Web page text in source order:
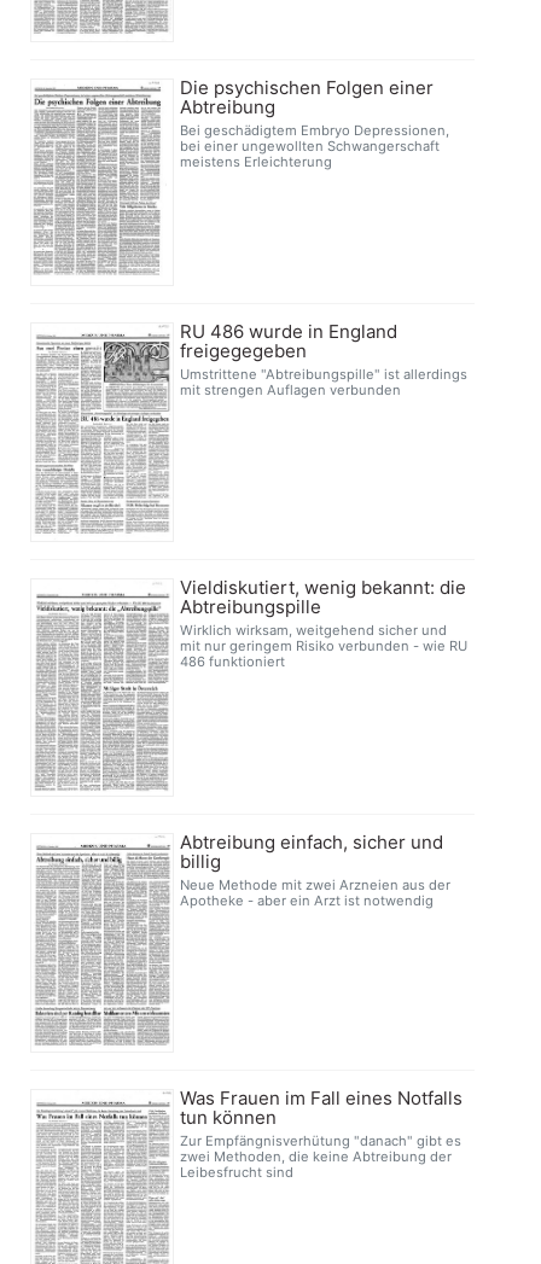
Die psychischen Folgen einer
Abtreibung
Bei geschädigtem Embryo Depressionen,
bei einer ungewollten Schwangerschaft
meistens Erleichterung
RU 486 wurde in England
freigegegeben
Umstrittene "Abtreibungspille" ist allerdings
mit strengen Auflagen verbunden
Vieldiskutiert, wenig bekannt: die
Abtreibungspille
Wirklich wirksam, weitgehend sicher und
mit nur geringem Risiko verbunden - wie RU
486 funktioniert
Abtreibung einfach, sicher und
billig
Neue Methode mit zwei Arzneien aus der
Apotheke - aber ein Arzt ist notwendig
Was Frauen im Fall eines Notfalls
tun können
Zur Empfängnisverhütung "danach" gibt es
zwei Methoden, die keine Abtreibung der
Leibesfrucht sind